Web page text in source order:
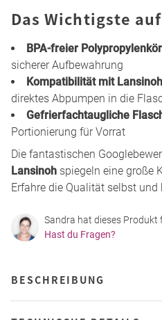
Das Wichtigste
BPA-freier
sicherer Aufbewahrung
Kompatibilität mit
direktes Abpumpen in die
Gefrierfachtaugliche
Portionierung für Vorrat
Die fantastischen
Lansinoh spiegeln eine große
Erfahre die Qualität selbst
Sandra hat dieses Produkt
Hast du Fragen?
BESCHREIBUNG